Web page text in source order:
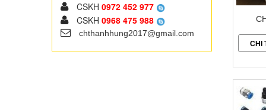
CSKH 0972 452 977
CSKH 0968 475 988
chthanhhung2017@gmail.com
CHI